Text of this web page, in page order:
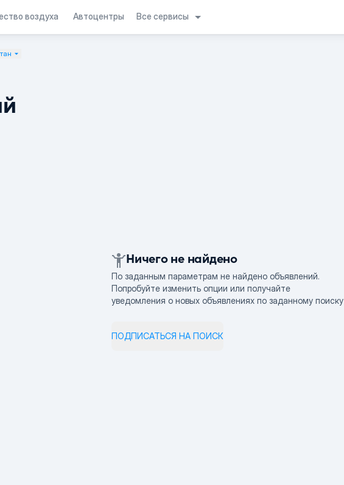
воздуха Автоцентры Все сервисы
Ничего не найдено
По заданным параметрам не найдено объявлений.
Попробуйте изменить опции или получайте
уведомления о новых объявлениях по заданному поиску
ПОДПИСАТЬСЯ НА ПОИСК